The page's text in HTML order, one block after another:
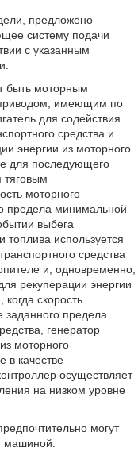
предложено
систему подачи
с указанным
быть моторным
имеющим по
для содействия
средства и
энергии из моторного
для последующего
моторного
предела минимальной
выбега
топлива используется
средства
и, одновременно,
рекуперации энергии
скорость
заданного предела
генератор
моторного
в качестве
осуществляет
на низком уровне
могут
машиной.